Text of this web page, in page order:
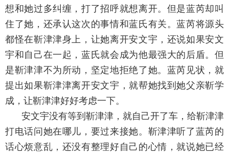
想和她过多纠缠，打了招呼就想离开。但是蓝芮却叫
住了她，还承认这次的事情和蓝氏有关。蓝芮将源头
都怪在靳津津身上，让她离开安文宇，还说如果安文
宇和自己在一起，蓝氏就会成为他最强大的后盾。但
是靳津津不为所动，坚定地拒绝了她。蓝芮见状，就
提出如果靳津津离开安文宇，就帮她找到她父亲靳学
成，让靳津津好好考虑一下。
安文宇没有等到靳津津，就自己开了车，给靳津津
打电话问她在哪儿，要过来接她。靳津津听了蓝芮的
话心烦意乱，还没有整理好自己的心情，就说她已经